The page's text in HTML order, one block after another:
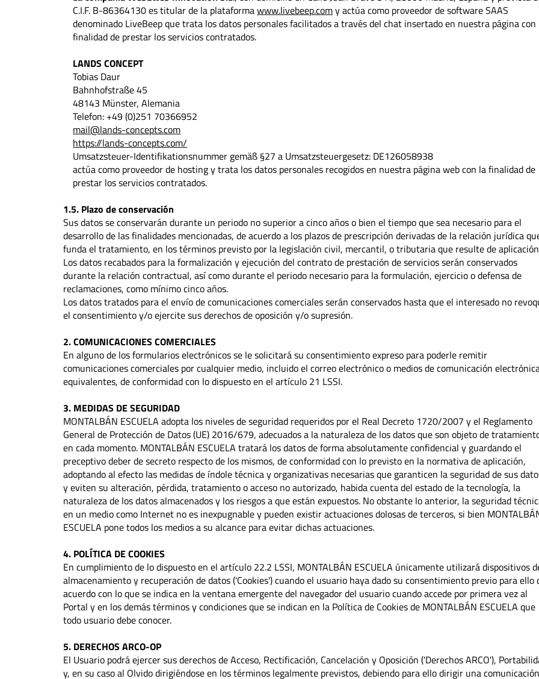
C.I.F. B-86364130 es titular de la plataformawww.livebeep.comy actúa como proveedor de software SAAS
denominado LiveBeep que trata los datos personales facilitados a través del chat insertado en nuestra página con
finalidad de prestar los servicios contratados.
LANDS CONCEPT
Tobias Daur
Bahnhofstraße 45
48143 Münster, Alemania
Telefon: +49 (0)251 70366952
mail@lands-concepts.com
https://lands-concepts.com/
Umsatzsteuer-Identifikationsnummer gemäß §27 a Umsatzsteuergesetz: DE126058938
actúa como proveedor de hosting y trata los datos personales recogidos en nuestra página web con la finalidad de
prestar los servicios contratados.
1.5. Plazo de conservación
Sus datos se conservarán durante un periodo no superior a cinco años o bien el tiempo que sea necesario para el
desarrollo de las finalidades mencionadas, de acuerdo a los plazos de prescripción derivadas de la relación jurídica
funda el tratamiento, en los términos previsto por la legislación civil, mercantil, o tributaria que resulte de
Los datos recabados para la formalización y ejecución del contrato de prestación de servicios serán conservados
durante la relación contractual, así como durante el periodo necesario para la formulación, ejercicio o defensa de
reclamaciones, como mínimo cinco años.
Los datos tratados para el envío de comunicaciones comerciales serán conservados hasta que el interesado no
el consentimiento y/o ejercite sus derechos de oposición y/o supresión.
2. COMUNICACIONES COMERCIALES
En alguno de los formularios electrónicos se le solicitará su consentimiento expreso para poderle remitir
comunicaciones comerciales por cualquier medio, incluido el correo electrónico o medios de comunicación
equivalentes, de conformidad con lo dispuesto en el artículo 21 LSSI.
3. MEDIDAS DE SEGURIDAD
MONTALBÁN ESCUELA adopta los niveles de seguridad requeridos por el Real Decreto 1720/2007 y el Reglamento
General de Protección de Datos (UE) 2016/679, adecuados a la naturaleza de los datos que son objeto de
en cada momento. MONTALBÁN ESCUELA tratará los datos de forma absolutamente confidencial y guardando el
preceptivo deber de secreto respecto de los mismos, de conformidad con lo previsto en la normativa de aplicación,
adoptando al efecto las medidas de índole técnica y organizativas necesarias que garanticen la seguridad de sus
y eviten su alteración, pérdida, tratamiento o acceso no autorizado, habida cuenta del estado de la tecnología, la
naturaleza de los datos almacenados y los riesgos a que están expuestos. No obstante lo anterior, la seguridad
en un medio como Internet no es inexpugnable y pueden existir actuaciones dolosas de terceros, si bien
ESCUELA pone todos los medios a su alcance para evitar dichas actuaciones.
4. POLÍTICA DE COOKIES
En cumplimiento de lo dispuesto en el artículo 22.2 LSSI, MONTALBÁN ESCUELA únicamente utilizará dispositivos
almacenamiento y recuperación de datos ('Cookies') cuando el usuario haya dado su consentimiento previo para ello
acuerdo con lo que se indica en la ventana emergente del navegador del usuario cuando accede por primera vez al
Portal y en los demás términos y condiciones que se indican en la Política de Cookies de MONTALBÁN ESCUELA que
todo usuario debe conocer.
5. DERECHOS ARCO-OP
El Usuario podrá ejercer sus derechos de Acceso, Rectificación, Cancelación y Oposición ('Derechos ARCO'),
y, en su caso al Olvido dirigiéndose en los términos legalmente previstos, debiendo para ello dirigir una comunicación